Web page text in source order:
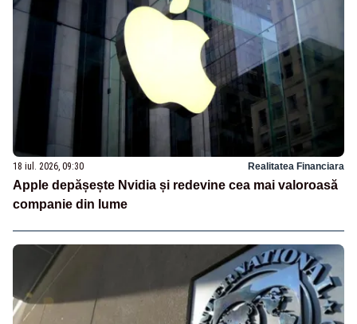
18 iul. 2026, 09:30 Realitatea Financiara
Apple depășește Nvidia și redevine cea mai valoroasă
companie din lume